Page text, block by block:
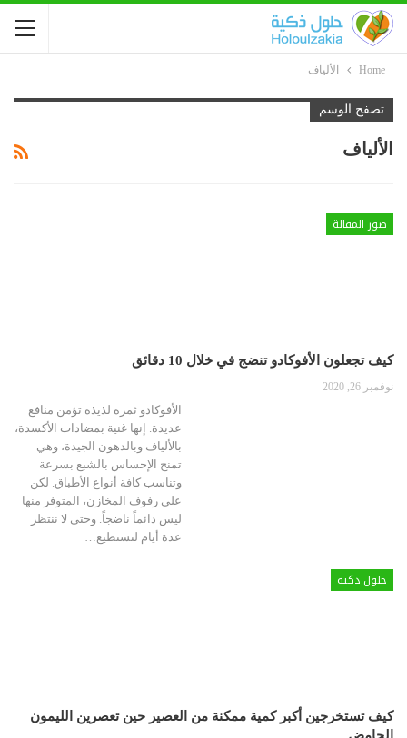
Home الألياف
تصفح الوسم
الألياف
صور المقالة
كيف تجعلون الأفوكادو تنضج في خلال 10 دقائق
نوفمبر 26, 2020
الأفوكادو ثمرة لذيذة تؤمن منافع
عديدة. إنها غنية بمضادات الأكسدة،
بالألياف وبالدهون الجيدة، وهي
تمنح الإحساس بالشبع بسرعة
وتناسب كافة أنواع الأطباق. لكن
على رفوف المخازن، المتوفر منها
ليس دائماً ناضجاً. وحتى لا ننتظر
عدة أيام لنستطيع…
حلول ذكية
كيف تستخرجين أكبر كمية ممكنة من العصير حين تعصرين الليمون